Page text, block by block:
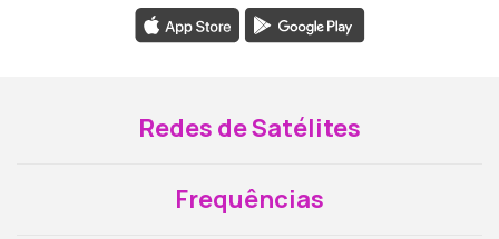
Redes de Satélites
Frequências